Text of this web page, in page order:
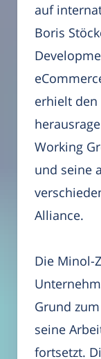
auf
Boris
erhielt den
Working
und seine
Alliance.
Die Minol-
Grund
seine
fortsetzt.